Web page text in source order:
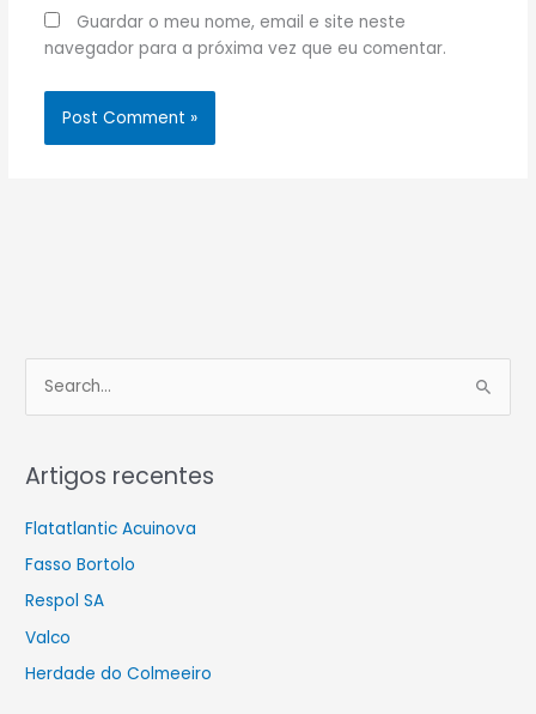
Guardar o meu nome, email e site neste
navegador para a próxima vez que eu comentar.
e
r
c
r
:
Artigos recentes
Flatatlantic Acuinova
Fasso Bortolo
Respol SA
Valco
Herdade do Colmeeiro